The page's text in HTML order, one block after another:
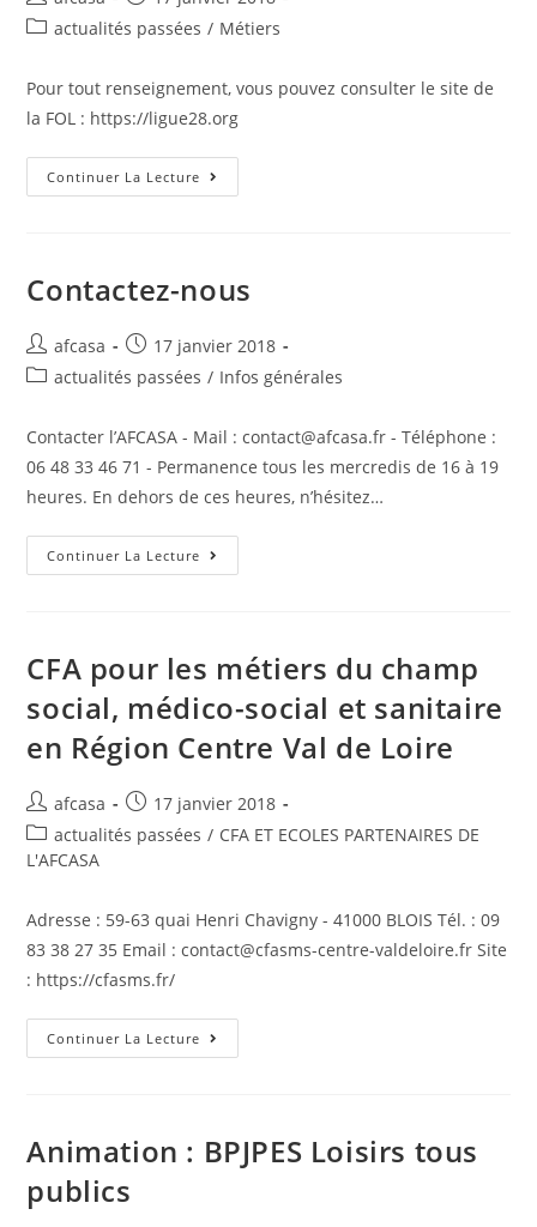
actualités passées / Métiers
Pour tout renseignement, vous pouvez consulter le site de
la FOL : https://ligue28.org
Continuer La Lecture
Contactez-nous
afcasa
17 janvier 2018
actualités passées / Infos générales
Contacter l’AFCASA - Mail : contact@afcasa.fr - Téléphone :
06 48 33 46 71 - Permanence tous les mercredis de 16 à 19
heures. En dehors de ces heures, n’hésitez…
Continuer La Lecture
CFA pour les métiers du champ
social, médico-social et sanitaire
en Région Centre Val de Loire
afcasa
17 janvier 2018
actualités passées / CFA ET ECOLES PARTENAIRES DE
L'AFCASA
Adresse : 59-63 quai Henri Chavigny - 41000 BLOIS Tél. : 09
83 38 27 35 Email : contact@cfasms-centre-valdeloire.fr Site
: https://cfasms.fr/
Continuer La Lecture
Animation : BPJPES Loisirs tous
publics